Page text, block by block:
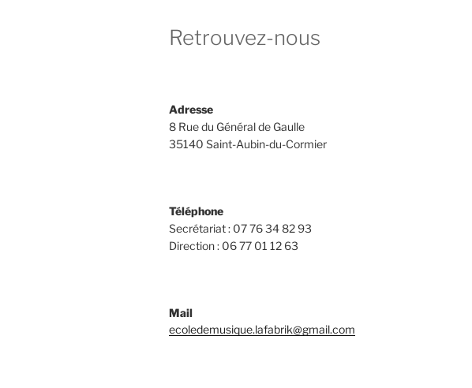
Retrouvez-nous
Adresse
8 Rue du Général de Gaulle
35140 Saint-Aubin-du-Cormier
Téléphone
Secrétariat : 07 76 34 82 93
Direction : 06 77 01 12 63
Mail
ecoledemusique.lafabrik@gmail.com